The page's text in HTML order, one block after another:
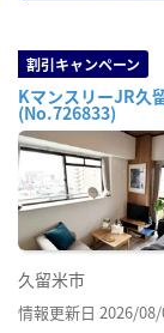
割引キャンペーン
KマンスリーJR久
(No.726833)
久留米市
情報更新日 2026/